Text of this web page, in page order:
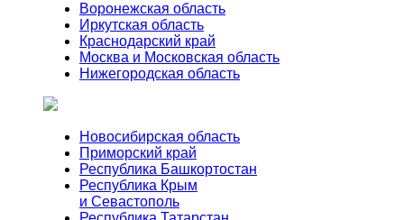
Воронежская область
Иркутская область
Краснодарский край
Москва и Московская область
Нижегородская область
Новосибирская область
Приморский край
Республика Башкортостан
Республика Крым
и Севастополь